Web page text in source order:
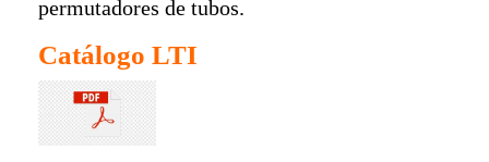
permutadores de tubos.
Catálogo LTI